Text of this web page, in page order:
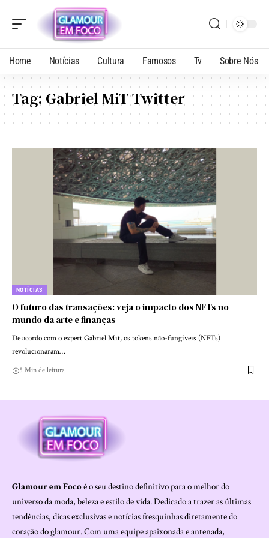
Home Notícias Cultura Famosos Tv Sobre Nós
Tag: Gabriel MiT Twitter
NOTÍCIAS
O futuro das transações: veja o impacto dos NFTs no
mundo da arte e finanças
De acordo com o expert Gabriel Mit, os tokens não-fungíveis (NFTs)
revolucionaram…
5 Min de leitura
Glamour em Focoé o seu destino definitivo para o melhor do
universo da moda, beleza e estilo de vida. Dedicado a trazer as últimas
tendências, dicas exclusivas e notícias fresquinhas diretamente do
coração do glamour. Com uma equipe apaixonada e antenada,